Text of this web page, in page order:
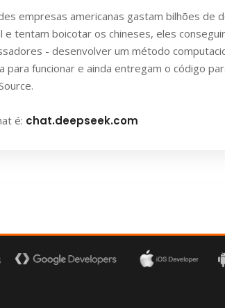
empresas americanas gastam bilhões de
tentam boicotar os chineses, eles
- desenvolver um método
funcionar e ainda entregam o código
é: chat.deepseek.com